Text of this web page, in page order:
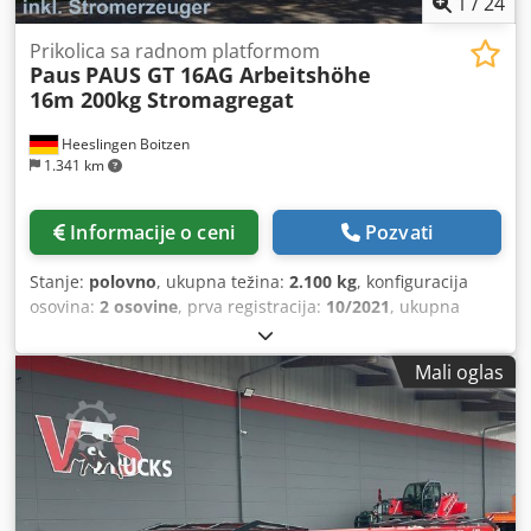
Heeslingen Boitzen
1.341 km
Prikolica sa radnom platformom
Paus PAUS GT 16AG Arbeitshöhe
16m 200kg Stromagregat
Informacije o ceni Pozvati
Stanje: polovno, ukupna težina: 2.100 kg, konfiguracija
osovina: 2 osovine, prva registracija: 10/2021, ukupna
, ukupna visina:
dizalica, Vrlo dobro održavana prikolica sa radnom
platformom, sa radnom visinom od 16 m, nosivošću
platforme od 200 kg i bočnim izbacajem od 9,45 m, kao i
priključkom za napajanje platforme, uključujući i agregat.
Inspekcija u skladu sa propisima o bezbednosti i zdravlju
na radu (UVV) izvršena je u martu 2026. godine od strane
kompanije Paus. Cjdpfx Anoznr Rbsmerf GT 16 AG radna
Mali oglas